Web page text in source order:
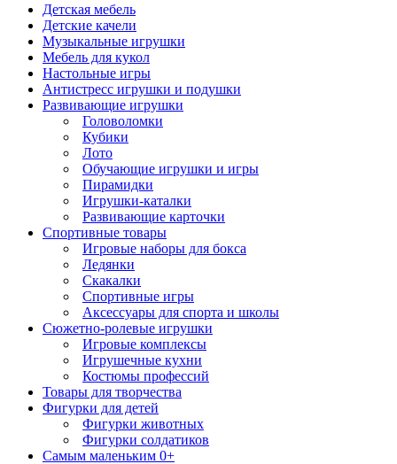
Детская мебель
Детские качели
Музыкальные игрушки
Мебель для кукол
Настольные игры
Антистресс игрушки и подушки
Развивающие игрушки
Головоломки
Кубики
Лото
Обучающие игрушки и игры
Пирамидки
Игрушки-каталки
Развивающие карточки
Спортивные товары
Игровые наборы для бокса
Ледянки
Скакалки
Спортивные игры
Аксессуары для спорта и школы
Сюжетно-ролевые игрушки
Игровые комплексы
Игрушечные кухни
Костюмы профессий
Товары для творчества
Фигурки для детей
Фигурки животных
Фигурки солдатиков
Самым маленьким 0+